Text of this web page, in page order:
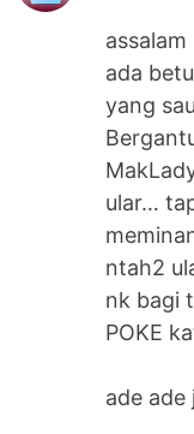
ada
yang
ular…
ntah2
nk bagi
POKE
ade